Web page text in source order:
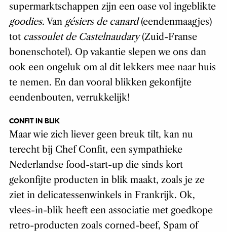
supermarktschappen zijn een oase vol ingeblikte
goodies. Van gésiers de canard(eendenmaagjes)
tot cassoulet de Castelnaudary(Zuid-Franse
bonenschotel). Op vakantie slepen we ons dan
ook een ongeluk om al dit lekkers mee naar huis
te nemen. En dan vooral blikken gekonfijte
eendenbouten, verrukkelijk!
CONFIT IN BLIK
Maar wie zich liever geen breuk tilt, kan nu
terecht bij Chef Confit, een sympathieke
Nederlandse food-start-up die sinds kort
gekonfijte producten in blik maakt, zoals je ze
ziet in delicatessenwinkels in Frankrijk. Ok,
vlees-in-blik heeft een associatie met goedkope
retro-producten zoals corned-beef, Spam of